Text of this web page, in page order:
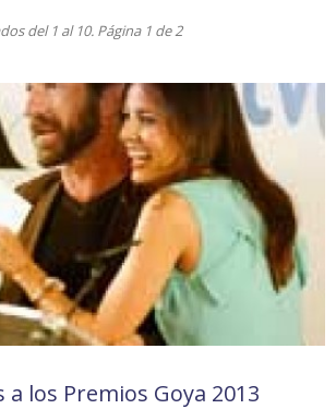
del 1 al 10. Página 1 de 2
los Premios Goya 2013